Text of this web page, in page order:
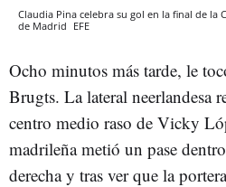
Claudia Pina celebra su gol en la final de la
de Madrid EFE
Ocho minutos más tarde, le
Brugts. La lateral neerlandesa
centro medio raso de Vicky
madrileña metió un pase
derecha y tras ver que la